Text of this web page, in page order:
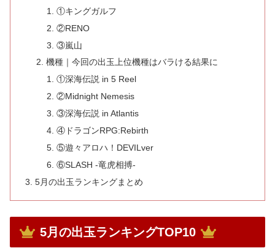
①キングガルフ
②RENO
③嵐山
機種｜今回の出玉上位機種はバラける結果に
①深海伝説 in 5 Reel
②Midnight Nemesis
③深海伝説 in Atlantis
④ドラゴンRPG:Rebirth
⑤遊々アロハ！DEVILver
⑥SLASH -竜虎相搏-
5月の出玉ランキングまとめ
5月の出玉ランキングTOP10